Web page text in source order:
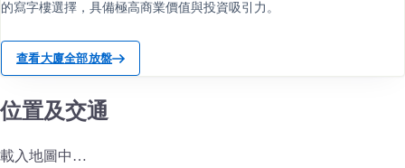
的寫字樓選擇，具備極高商業價值與投資吸引力。
查看大廈全部放盤
位置及交通
載入地圖中…